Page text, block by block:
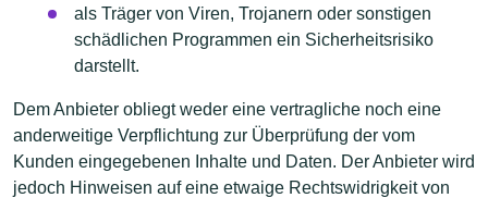
als Träger von Viren, Trojanern oder sonstigen
schädlichen Programmen ein Sicherheitsrisiko
darstellt.
Dem Anbieter obliegt weder eine vertragliche noch eine
anderweitige Verpflichtung zur Überprüfung der vom
Kunden eingegebenen Inhalte und Daten. Der Anbieter wird
jedoch Hinweisen auf eine etwaige Rechtswidrigkeit von